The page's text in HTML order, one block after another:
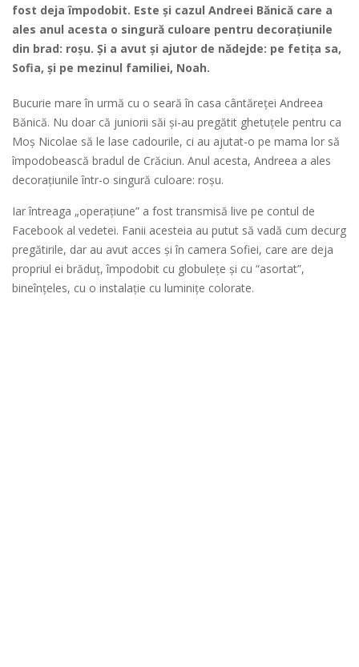
fost deja împodobit. Este și cazul Andreei Bănică care a
ales anul acesta o singură culoare pentru decorațiunile
din brad: roșu. Și a avut și ajutor de nădejde: pe fetița sa,
Sofia, și pe mezinul familiei, Noah.
Bucurie mare în urmă cu o seară în casa cântăreței Andreea
Bănică. Nu doar că juniorii săi și-au pregătit ghetuțele pentru ca
Moș Nicolae să le lase cadourile, ci au ajutat-o pe mama lor să
împodobească bradul de Crăciun. Anul acesta, Andreea a ales
decorațiunile într-o singură culoare: roșu.
Iar întreaga „operațiune” a fost transmisă live pe contul de
Facebook al vedetei. Fanii acesteia au putut să vadă cum decurg
pregătirile, dar au avut acces și în camera Sofiei, care are deja
propriul ei brăduț, împodobit cu globulețe și cu “asortat”,
bineînțeles, cu o instalație cu luminițe colorate.